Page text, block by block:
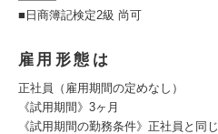
■日商簿記検定2級 尚可
雇用形態は
正社員（雇用期間の定めなし）
《試用期間》3ヶ月
《試用期間の勤務条件》正社員と同じ